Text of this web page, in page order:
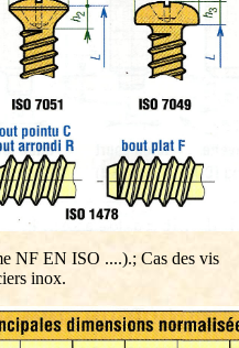
NF EN ISO ....).; Cas des vis
inox.